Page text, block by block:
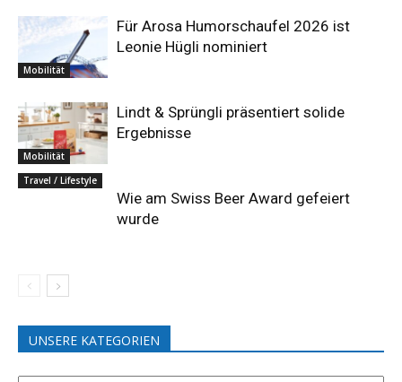
Mobilität
Für Arosa Humorschaufel 2026 ist
Leonie Hügli nominiert
Mobilität
Lindt & Sprüngli präsentiert solide
Ergebnisse
Travel / Lifestyle
Wie am Swiss Beer Award gefeiert
wurde
UNSERE KATEGORIEN
UNSERE